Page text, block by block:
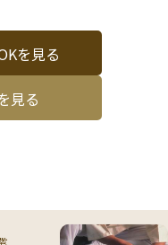
を見る
見る